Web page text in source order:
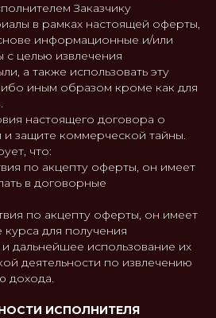
Заказчику
в рамках настоящей оферты,
информационные и/или
целью извлечения
а также использовать эту
иным образом кроме как для
настоящего договора о
защите коммерческой тайны.
что:
по акцепту оферты, он имеет
в договорные
по акцепту оферты, он имеет
для получения
дальнейшее использование их
деятельности по извлечению
дохода.
ИСПОЛНИТЕЛЯ